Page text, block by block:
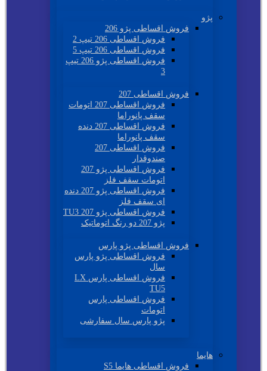
پژو
فروش اقساطی پژو 206
فروش اقساطی 206 تیپ 2
فروش اقساطی 206 تیپ 5
فروش اقساطی پژو 206 تیپ
3
فروش اقساطی 207
فروش اقساطی 207 اتومات
سقف پانوراما
فروش اقساطی 207 دنده
سقف پانوراما
فروش اقساطی 207
صندوقدار
فروش اقساطی پژو 207
اتومات سقف فلز
فروش اقساطی پژو 207 دنده
ای سقف فلز
فروش اقساطی پژو 207 TU3
پژو 207 دو رنگ اتوماتیک
فروش اقساطی پژو پارس
فروش اقساطی پژو پارس
سال
فروش اقساطی پارس LX
TU5
فروش اقساطی پارس
اتومات
پژو پارس سال سفارشی
هایما
فروش اقساطی هایما S5